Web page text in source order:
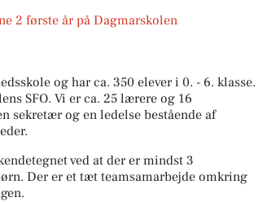
2 første år på Dagmarskolen
og har ca. 350 elever i 0. - 6. klasse.
SFO. Vi er ca. 25 lærere og 16
sekretær og en ledelse bestående af
ved at der er mindst 3
Der er et tæt teamsamarbejde omkring